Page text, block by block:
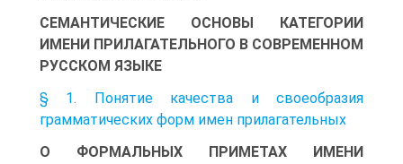
СЕМАНТИЧЕСКИЕ ОСНОВЫ КАТЕГОРИИ
ИМЕНИ ПРИЛАГАТЕЛЬНОГО В СОВРЕМЕННОМ
РУССКОМ ЯЗЫКЕ
§ 1. Понятие качества и своеобразия
грамматических форм имен прилагательных
О ФОРМАЛЬНЫХ ПРИМЕТАХ ИМЕНИ